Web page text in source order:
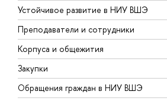
Устойчивое развитие в НИУ ВШЭ
Преподаватели и сотрудники
Корпуса и общежития
Закупки
Обращения граждан в НИУ ВШЭ